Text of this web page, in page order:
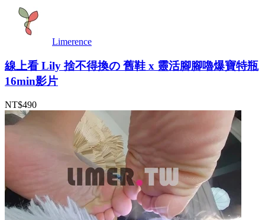
Limerence
線上看 Lily 捨不得換の 舊鞋 x 靈活腳腳嚕爆寶特瓶
16min影片
NT$490